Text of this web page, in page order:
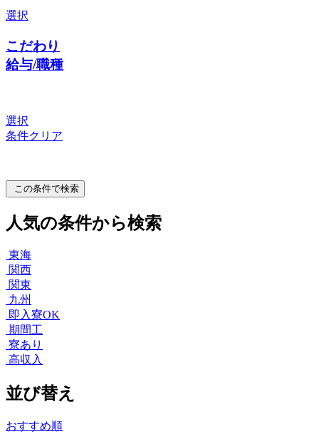
選択
こだわり
給与/職種
選択
条件クリア
この条件で検索
人気の条件から検索
東海
関西
関東
九州
即入寮OK
期間工
寮あり
高収入
並び替え
おすすめ順